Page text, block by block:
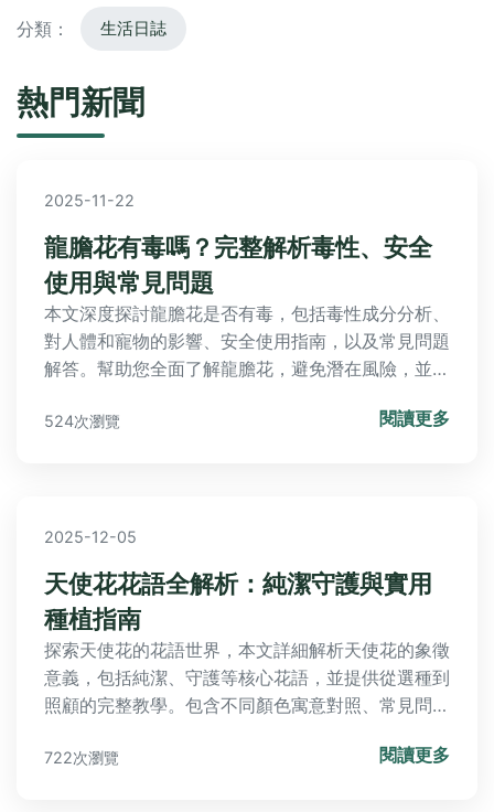
分類： 生活日誌
熱門新聞
2025-11-22
龍膽花有毒嗎？完整解析毒性、安全
使用與常見問題
本文深度探討龍膽花是否有毒，包括毒性成分分析、
對人體和寵物的影響、安全使用指南，以及常見問題
解答。幫助您全面了解龍膽花，避免潛在風險，並提
524次瀏覽 閱讀更多
2025-12-05
天使花花語全解析：純潔守護與實用
種植指南
探索天使花的花語世界，本文詳細解析天使花的象徵
意義，包括純潔、守護等核心花語，並提供從選種到
照顧的完整教學。包含不同顏色寓意對照、常見問題
722次瀏覽 閱讀更多